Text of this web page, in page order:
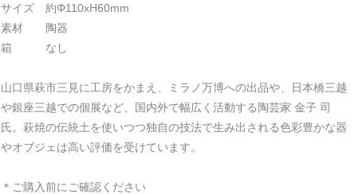
サイズ 約Φ110xH60mm
素材 陶器
箱 なし
山口県萩市三見に工房をかまえ、ミラノ万博への出品や、日本橋三越
や銀座三越での個展など、国内外で幅広く活動する陶芸家 金子 司
氏。萩焼の伝統土を使いつつ独自の技法で生み出される色彩豊かな器
やオブジェは高い評価を受けています。
＊ご購入前にご確認ください